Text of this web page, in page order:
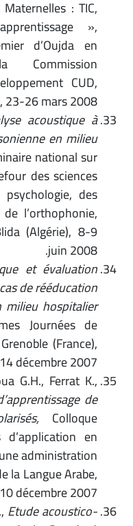
: TIC,
»,
d’Oujda en
Commission
CUD,
23-26 mars 2008.
acoustique à
en milieu
national sur
des sciences
psychologie, des
l’orthophonie,
(Algérie), 8-9
juin 2008.
et évaluation
cas de rééducation
milieu hospitalier
Journées de
(France),
décembre 2007.
G.H., Ferrat K.,
de
Colloque
en
administration
la Langue Arabe,
décembre 2007.
Etude acoustico-